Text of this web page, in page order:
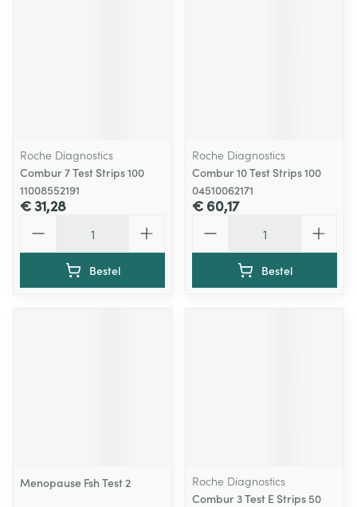
Roche Diagnostics
Combur 7 Test Strips 100
11008552191
€ 31,28
Bestel
Roche Diagnostics
Combur 10 Test Strips 100
04510062171
€ 60,17
Bestel
Menopause Fsh Test 2
Roche Diagnostics
Combur 3 Test E Strips 50